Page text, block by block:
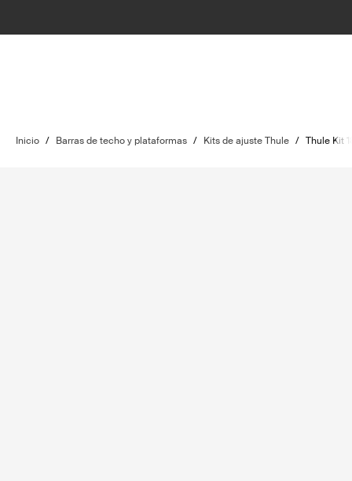
Inicio / Barras de techo y plataformas / Kits de ajuste Thule / Thule Kit